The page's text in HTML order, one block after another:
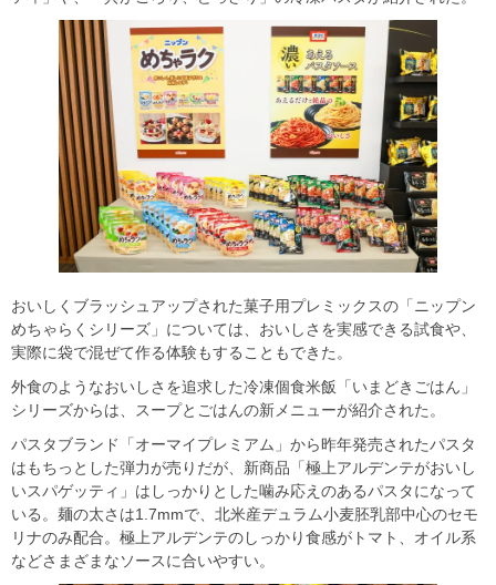
おいしくブラッシュアップされた菓子用プレミックスの「ニップン
めちゃらくシリーズ」については、おいしさを実感できる試食や、
実際に袋で混ぜて作る体験もすることもできた。
外食のようなおいしさを追求した冷凍個食米飯「いまどきごはん」
シリーズからは、スープとごはんの新メニューが紹介された。
パスタブランド「オーマイプレミアム」から昨年発売されたパスタ
はもちっとした弾力が売りだが、新商品「極上アルデンテがおいし
いスパゲッティ」はしっかりとした噛み応えのあるパスタになって
いる。麺の太さは1.7mmで、北米産デュラム小麦胚乳部中心のセモ
リナのみ配合。極上アルデンテのしっかり食感がトマト、オイル系
などさまざまなソースに合いやすい。